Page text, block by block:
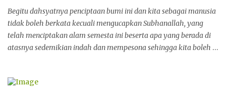
kata saya sambil menepuk-nep...
Begitu dahsyatnya penciptaan bumi ini dan kita sebagai manusia
tidak boleh berkata kecuali mengucapkan Subhanallah, yang
telah menciptakan alam semesta ini beserta apa yang berada di
atasnya sedemikian indah dan mempesona sehingga kita boleh
dibicarakan dalam al- Qur'an sejak 14 abad lalu. Jadi apa